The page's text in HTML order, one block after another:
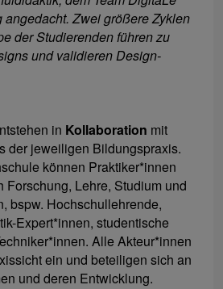
Zwei größere Zyklen
der Studierenden führen zu
und validieren Design-
in Kollaboration mit
der jeweiligen Bildungspraxis.
können Praktiker*innen
Forschung, Lehre, Studium und
bspw. Hochschullehrende,
Expert*innen, studentische
Alle Akteur*innen
ein und beteiligen sich an
und deren Entwicklung.